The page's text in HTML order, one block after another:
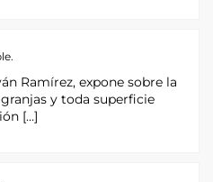
Ramírez, expone sobre la
y toda superficie
[…]